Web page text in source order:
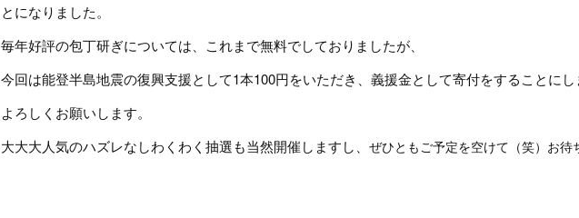
とになりました。
毎年好評の包丁研ぎについては、これまで無料でしておりましたが、
今回は能登半島地震の復興支援として1本100円をいただき、義援金として寄付をすることにし
よろしくお願いします。
大大大人気のハズレなしわくわく抽選も当然開催しますし、 ぜひともご予定を空けて（笑）お待